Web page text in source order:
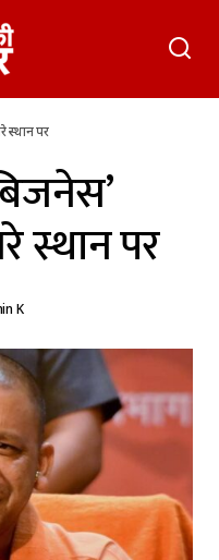
दूसरे स्थान पर
स्थान पर
स्थान पर
K